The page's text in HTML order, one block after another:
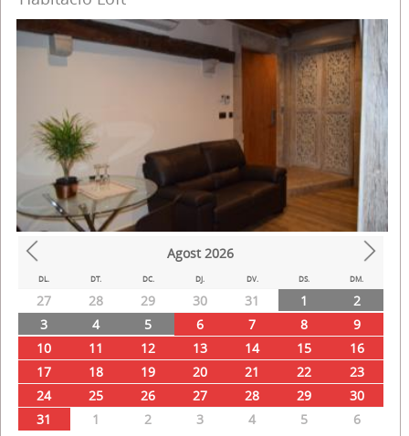
Prev Next
Agost 2026
DL. DT. DC. DJ. DV. DS. DM.
27 28 29 30 31 1
2
3
4 5 6 7 8
9
10
11 12 13 14 15
16
17
18 19 20 21 22
23
24
25 26 27 28 29
30
31
1 2 3 4 5 6